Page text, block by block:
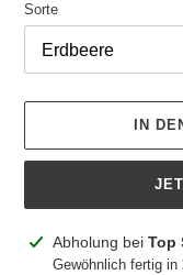
Sorte
IN
ProduktAbholung bei Top
Gewöhnlich fertig in